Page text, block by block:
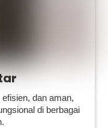
dan aman,
di berbagai